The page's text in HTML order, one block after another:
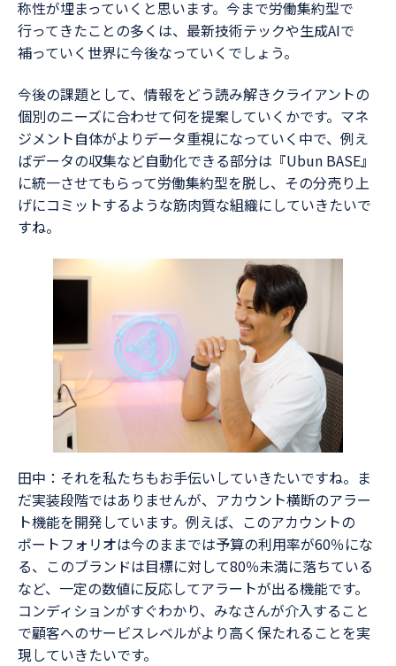
称性が埋まっていくと思います。今まで労働集約型で
行ってきたことの多くは、最新技術テックや生成AIで
補っていく世界に今後なっていくでしょう。
今後の課題として、情報をどう読み解きクライアントの
個別のニーズに合わせて何を提案していくかです。マネ
ジメント自体がよりデータ重視になっていく中で、例え
ばデータの収集など自動化できる部分は『Ubun BASE』
に統一させてもらって労働集約型を脱し、その分売り上
げにコミットするような筋肉質な組織にしていきたいで
すね。
田中：それを私たちもお手伝いしていきたいですね。ま
だ実装段階ではありませんが、アカウント横断のアラー
ト機能を開発しています。例えば、このアカウントの
ポートフォリオは今のままでは予算の利用率が60％にな
る、このブランドは目標に対して80％未満に落ちている
など、一定の数値に反応してアラートが出る機能です。
コンディションがすぐわかり、みなさんが介入すること
で顧客へのサービスレベルがより高く保たれることを実
現していきたいです。